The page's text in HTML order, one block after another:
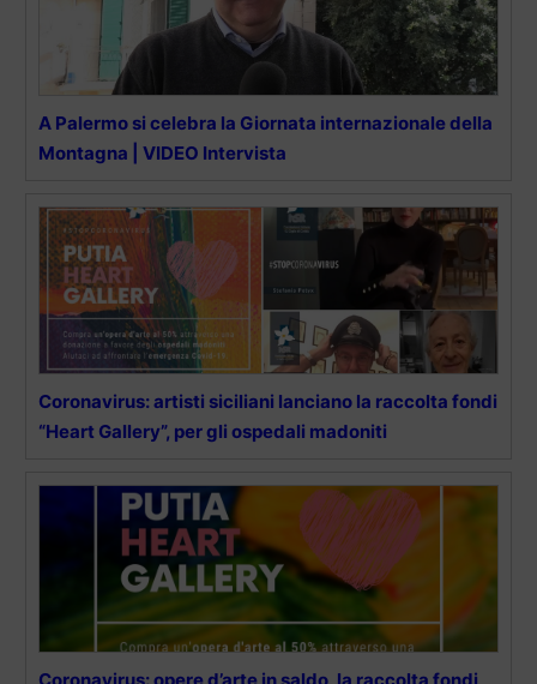
A Palermo si celebra la Giornata internazionale della
Montagna | VIDEO Intervista
Coronavirus: artisti siciliani lanciano la raccolta fondi
“Heart Gallery”, per gli ospedali madoniti